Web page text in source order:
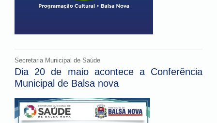
Secretaria Municipal de Saúde
Dia 20 de maio acontece a Conferência
Municipal de Balsa nova